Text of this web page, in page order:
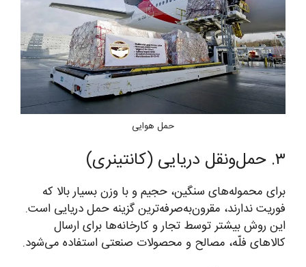
حمل هوایی
۳. حمل‌ونقل دریایی (کانتینری)
برای محموله‌های سنگین، حجیم و با وزن بسیار بالا که
فوریت ندارند، مقرون‌به‌صرفه‌ترین گزینه حمل دریایی است.
این روش بیشتر توسط تجار و کارخانه‌ها برای ارسال
کالاهای فلّه، مصالح و محصولات صنعتی استفاده می‌شود.